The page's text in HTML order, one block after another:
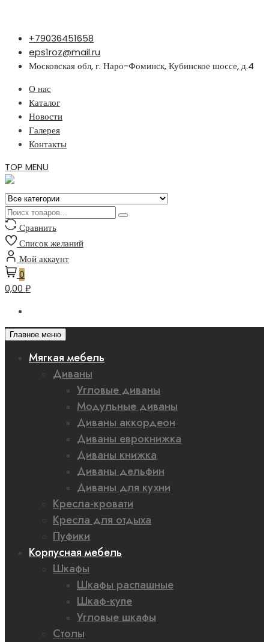
Перейти
содержимому
+79036451658
eps1roz@mail.ru
Московская обл, г. Наро-Фоминск, Кубинское шоссе, д.4
О нас
Каталог
Новости
Галерея
Контакты
TOP MENU
Сравнить
Список желаний
Мой аккаунт
0
0,00 ₽
Главное меню
Мягкая мебель
Диваны
Угловые диваны
Модульные диваны
Диваны аккордеон
Диваны еврокнижка
Диваны книжка
Диваны дельфин
Диваны для кухни
Кресла-кровати
Кресла для отдыха
Пуфики
Корпусная мебель
Шкафы
Шкафы распашные
Шкаф-купе
Угловые шкафы
Столы